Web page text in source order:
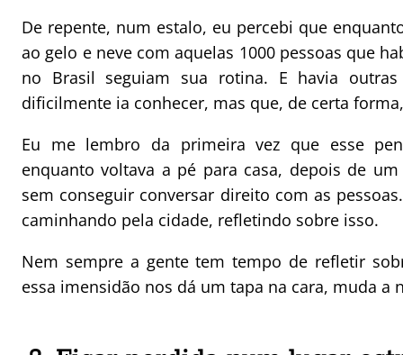
De repente, num estalo, eu percebi que
ao gelo e neve com aquelas 1000 pessoas que
no Brasil seguiam sua rotina. E havia
dificilmente ia conhecer, mas que, de certa
Eu me lembro da primeira vez que esse
enquanto voltava a pé para casa, depois de
sem conseguir conversar direito com as
caminhando pela cidade, refletindo sobre isso.
Nem sempre a gente tem tempo de refletir
essa imensidão nos dá um tapa na cara, muda a